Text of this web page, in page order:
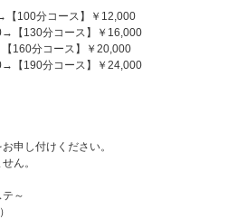
【100分コース】￥12,000
【130分コース】￥16,000
160分コース】￥20,000
【190分コース】￥24,000
申し付けください。
ん。
～